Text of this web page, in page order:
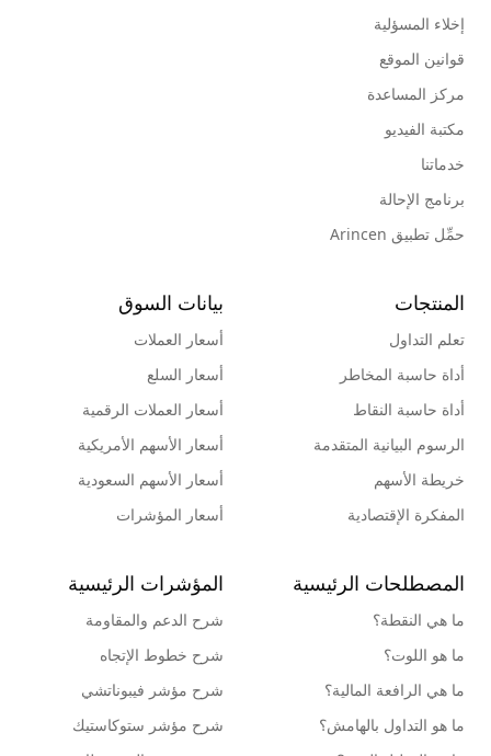
إخلاء المسؤلية
قوانين الموقع
مركز المساعدة
مكتبة الفيديو
خدماتنا
برنامج الإحالة
حمِّل تطبيق Arincen
المنتجات
تعلم التداول
أداة حاسبة المخاطر
أداة حاسبة النقاط
الرسوم البيانية المتقدمة
خريطة الأسهم
المفكرة الإقتصادية
بيانات السوق
أسعار العملات
أسعار السلع
أسعار العملات الرقمية
أسعار الأسهم الأمريكية
أسعار الأسهم السعودية
أسعار المؤشرات
المصطلحات الرئيسية
ما هي النقطة؟
ما هو اللوت؟
ما هي الرافعة المالية؟
ما هو التداول بالهامش؟
المؤشرات الرئيسية
شرح الدعم والمقاومة
شرح خطوط الإتجاه
شرح مؤشر فيبوناتشي
شرح مؤشر ستوكاستيك